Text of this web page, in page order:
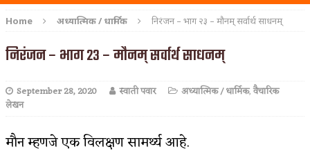
ताम्र – एक अफलातून धातू (COPPER)
अशी एक कविता लिहू इच्छिते
पाटलाची विहीर
पुस्तके बदलायची आहेत तुम्हाला!
Home अध्यात्मिक / धार्मिक निरंजन – भाग २३ – मौनम् सर्वार्थ साधनम्
निरंजन – भाग २३ – मौनम् सर्वार्थ साधनम्
September 28, 2020 स्वाती पवार अध्यात्मिक / धार्मिक,वैचारिक
लेखन
मौन म्हणजे एक विलक्षण सामर्थ्य आहे.